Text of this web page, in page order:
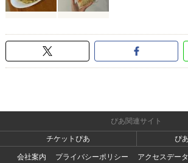
ぴあ関連サイト
チケットぴあ
ぴ
会社案内
プライバシーポリシー アクセスデー